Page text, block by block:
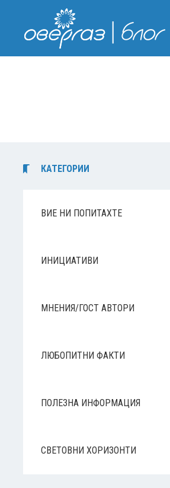
КАТЕГОРИИ
ВИЕ НИ ПОПИТАХТЕ
ИНИЦИАТИВИ
МНЕНИЯ/ГОСТ АВТОРИ
ЛЮБОПИТНИ ФАКТИ
ПОЛЕЗНА ИНФОРМАЦИЯ
СВЕТОВНИ ХОРИЗОНТИ